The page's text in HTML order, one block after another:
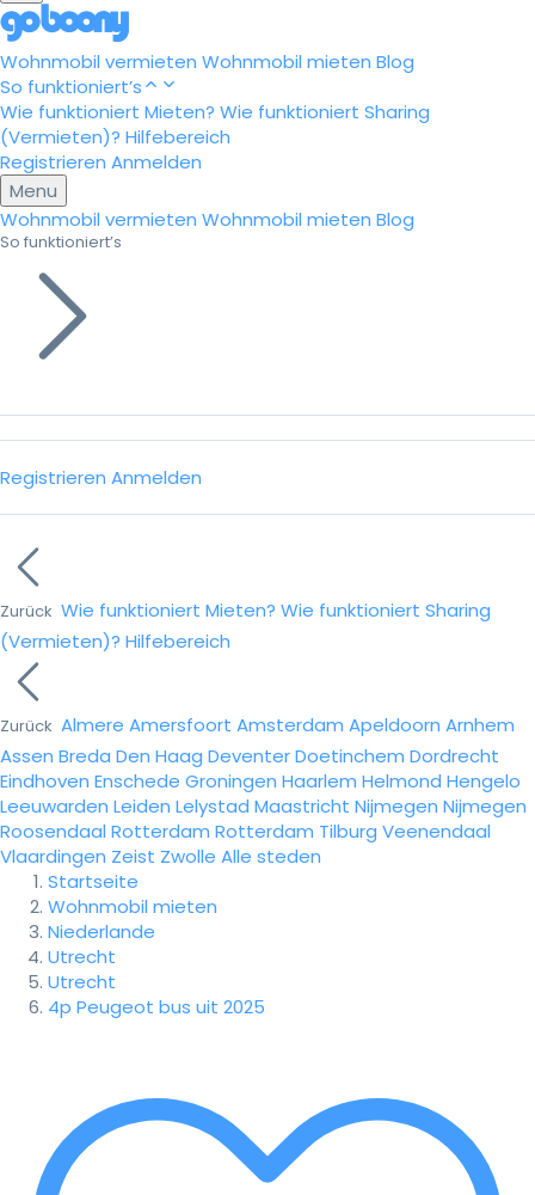
Wohnmobil vermieten Wohnmobil mieten Blog
So funktioniert’s
Wie funktioniert Mieten? Wie funktioniert Sharing
(Vermieten)? Hilfebereich
Registrieren Anmelden
Menu
Wohnmobil vermieten Wohnmobil mieten Blog
So funktioniert’s
Registrieren Anmelden
Zurück Wie funktioniert Mieten? Wie funktioniert Sharing
(Vermieten)? Hilfebereich
Zurück Almere Amersfoort Amsterdam Apeldoorn Arnhem
Assen Breda Den Haag DeventerDoetinchem Dordrecht
Eindhoven Enschede Groningen Haarlem Helmond Hengelo
Leeuwarden Leiden Lelystad Maastricht Nijmegen Nijmegen
Roosendaal Rotterdam Rotterdam Tilburg Veenendaal
Vlaardingen Zeist Zwolle Alle steden
Startseite
Wohnmobil mieten
Niederlande
Utrecht
Utrecht
4p Peugeot bus uit 2025